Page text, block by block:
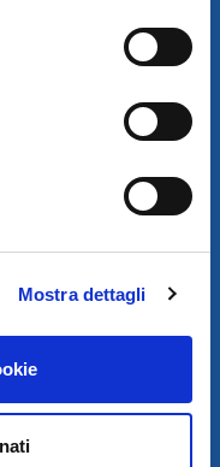
Mostra dettagli
DI
20016 PERO (MI)
MONZA BRIANZA,